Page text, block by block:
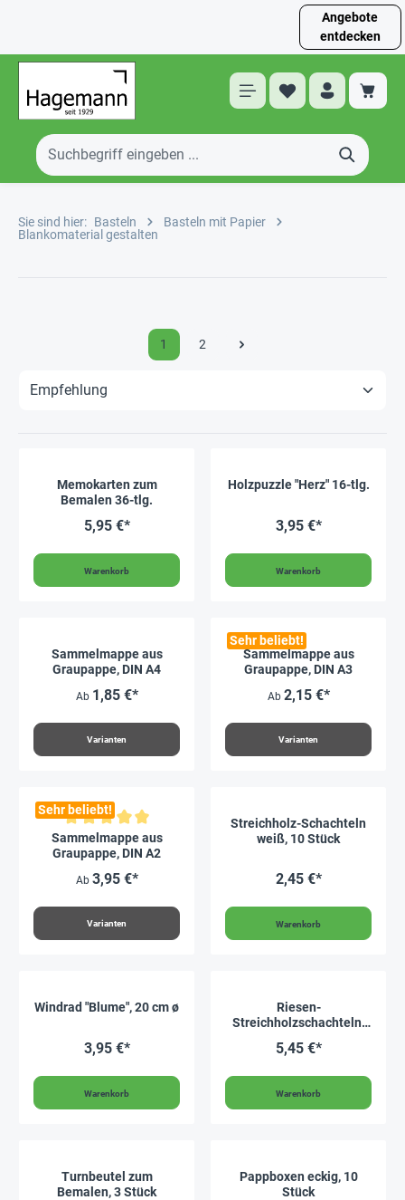
Angebote
entdecken
Sie sind hier: Basteln
Basteln mit Papier
Blankomaterial gestalten
1 2
Memokarten zum
Bemalen 36-tlg.
5,95 €*
Warenkorb
Holzpuzzle "Herz" 16-tlg.
3,95 €*
Warenkorb
Sammelmappe aus
Graupappe, DIN A4
Ab 1,85 €*
Varianten
Sehr beliebt!
Sammelmappe aus
Graupappe, DIN A3
Ab 2,15 €*
Varianten
Sehr beliebt!
Durchschnittliche Bewertung von 5 von 5 Sternen
Sammelmappe aus
Graupappe, DIN A2
Ab 3,95 €*
Varianten
Streichholz-Schachteln
weiß, 10 Stück
2,45 €*
Warenkorb
Windrad "Blume", 20 cm ø
3,95 €*
Warenkorb
Riesen-
Streichholzschachteln,
5,45 €*
Warenkorb
Turnbeutel zum
Bemalen, 3 Stück
Pappboxen eckig, 10
Stück